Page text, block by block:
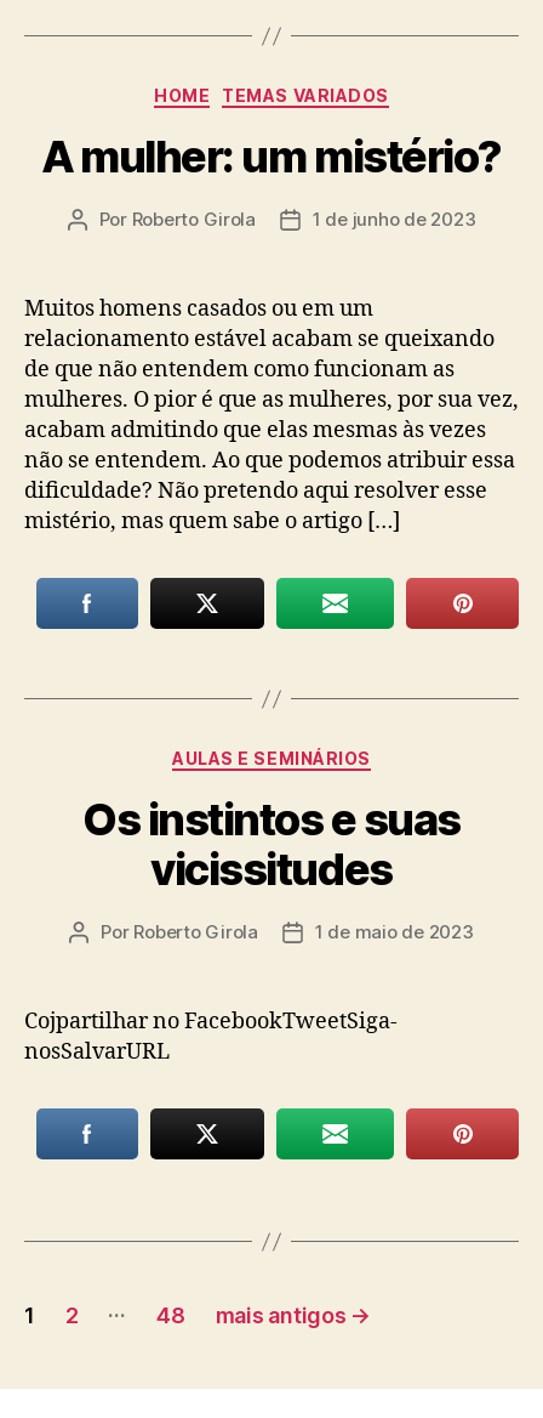
Categorias
HOME TEMAS VARIADOS
A mulher: um mistério?
Autor
Por Roberto Girola
Data1 de junho de 2023
Muitos homens casados ou em um
relacionamento estável acabam se queixando
de que não entendem como funcionam as
mulheres. O pior é que as mulheres, por sua vez,
acabam admitindo que elas mesmas às vezes
não se entendem. Ao que podemos atribuir essa
dificuldade? Não pretendo aqui resolver esse
mistério, mas quem sabe o artigo […]
Categorias
AULAS E SEMINÁRIOS
Os instintos e suas
vicissitudes
Autor
Por Roberto Girola
Data1 de maio de 2023
Cojpartilhar no FacebookTweetSiga-
nosSalvarURL
Paginação
posts
1 2 … 48 mais antigos →